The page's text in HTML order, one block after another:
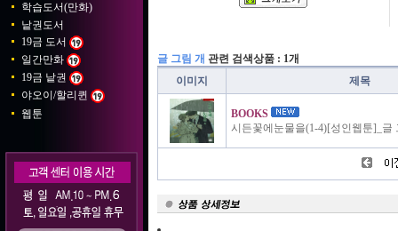
학습도서(만화)
낱권도서
19금 도서
일간만화
19금 낱권
야오이/할리퀸
웹툰
글 그림 개 관련 검색상품 : 1개
이미지
제목
BOOKS
시든꽃에눈물을(1-4)[성인웹툰]_글